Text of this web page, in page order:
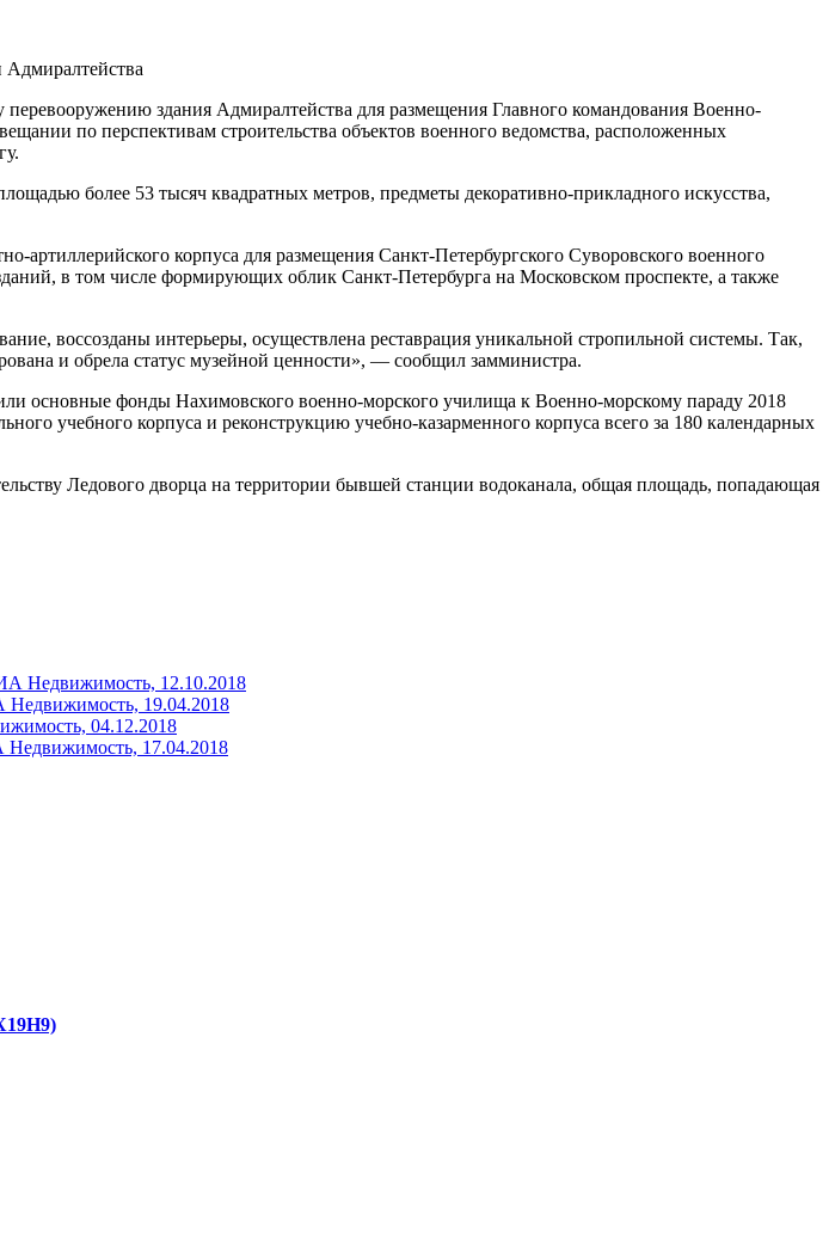
Адмиралтейства
здания Адмиралтейства для размещения Главного командования Военно-
по перспективам строительства объектов военного ведомства, расположенных
более 53 тысяч квадратных метров, предметы декоративно-прикладного искусства,
артиллерийского корпуса для размещения Санкт-Петербургского Суворовского военного
в том числе формирующих облик Санкт-Петербурга на Московском проспекте, а также
воссозданы интерьеры, осуществлена реставрация уникальной стропильной системы. Так,
и обрела статус музейной ценности», — сообщил замминистра.
основные фонды Нахимовского военно-морского училища к Военно-морскому параду 2018
учебного корпуса и реконструкцию учебно-казарменного корпуса всего за 180 календарных
Ледового дворца на территории бывшей станции водоканала, общая площадь, попадающая
Недвижимость, 12.10.2018
Недвижимость, 19.04.2018
04.12.2018
Недвижимость, 17.04.2018